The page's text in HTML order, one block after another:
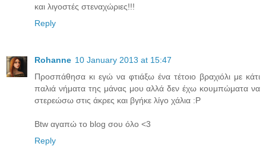
και λιγοστές στεναχώριες!!!
Reply
Rohanne 10 January 2013 at 15:47
Προσπάθησα κι εγώ να φτιάξω ένα τέτοιο βραχιόλι με κάτι
παλιά νήματα της μάνας μου αλλά δεν έχω κουμπώματα να
στερεώσω στις άκρες και βγήκε λίγο χάλια :Ρ
Btw αγαπώ το blog σου όλο <3
Reply